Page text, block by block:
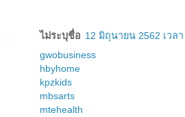
ไม่ระบุชื่อ 12 มิถุนายน 2562 เวลา
gwobusiness
hbyhome
kpzkids
mbsarts
mtehealth